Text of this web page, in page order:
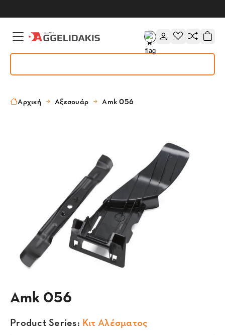
Αρχική Αξεσουάρ Amk 056
Amk 056
Product Series: Κιτ Αλέσματος